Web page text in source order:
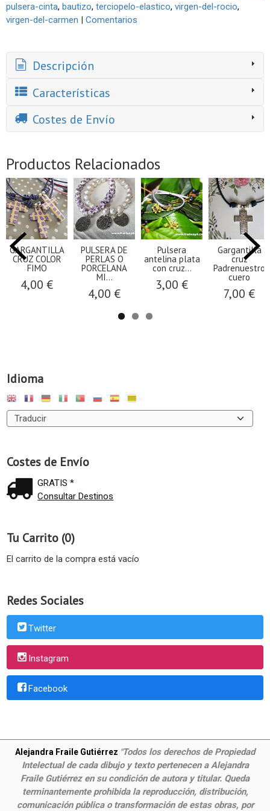
Idioma
Costes de Envío
GRATIS *
Consultar Destinos
Tu Carrito (0)
El carrito de la compra está vacío
Redes Sociales
Twitter
Instagram
Facebook
pulsera-cinta bautizo terciopelo-elastico virgen-del-rocio
virgen-del-carmen | Comentarios
Descripción
Características
Costes de Envío
Productos Relacionados
GARGANTILLA
CRUZ COLOR
FIMO
4,00 €
PULSERA DE
PERLAS O
PORCELANA
MI...
4,00 €
Pulsera
antelina plata
con cruz...
3,00 €
Gargantilla
cruz
Padrenuestro
cuero
7,00 €
Alejandra Fraile Gutiérrez "Todos los derechos de Propiedad
Intelectual de cada dibujo y texto pertenecen a Alejandra
Fraile Gutiérrez en su condición de autora y titular. Queda
terminantemente prohibida la reproducción, distribución,
comunicación pública o transformación de estas obras, por